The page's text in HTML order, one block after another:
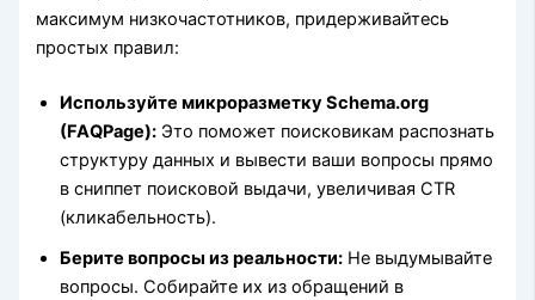
максимум низкочастотников, придерживайтесь
простых правил:
Используйте микроразметку Schema.org
(FAQPage): Это поможет поисковикам распознать
структуру данных и вывести ваши вопросы прямо
в сниппет поисковой выдачи, увеличивая CTR
(кликабельность).
Берите вопросы из реальности: Не выдумывайте
вопросы. Собирайте их из обращений в